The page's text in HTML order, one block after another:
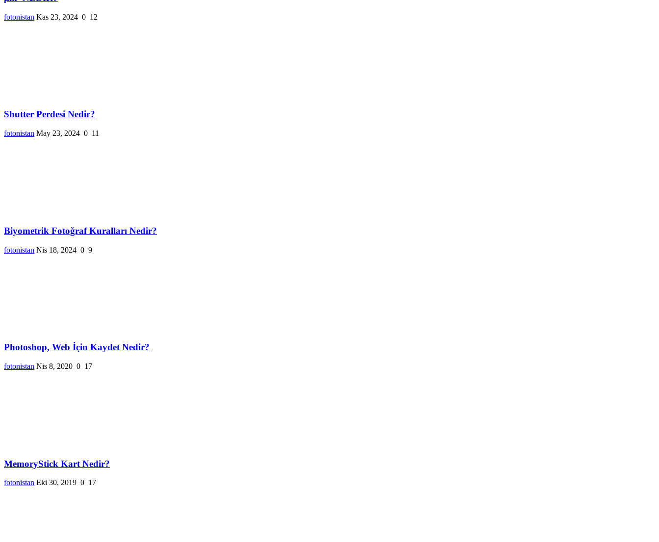
fotonistan Kas 23, 2024 0 12
Shutter Perdesi Nedir?
fotonistan May 23, 2024 0 11
Biyometrik Fotoğraf Kuralları Nedir?
fotonistan Nis 18, 2024 0 9
Photoshop, Web İçin Kaydet Nedir?
fotonistan Nis 8, 2020 0 17
MemoryStick Kart Nedir?
fotonistan Eki 30, 2019 0 17